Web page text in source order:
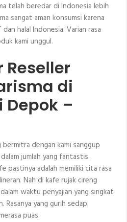
telah beredar di Indonesia lebih
sangat aman konsumsi karena
halal Indonesia. Varian rasa
kami unggul.
di
Depok –
dengan kami sanggup
jumlah yang fantastis.
pastinya adalah memiliki cita rasa
Nah di kafe rujak cireng
waktu penyajian yang singkat
Rasanya yang gurih sedap
puas.